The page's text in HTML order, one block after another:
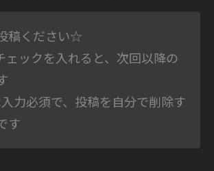
稿ください☆
ェックを入れると、次回以降の
力必須で、投稿を自分で削除す
す